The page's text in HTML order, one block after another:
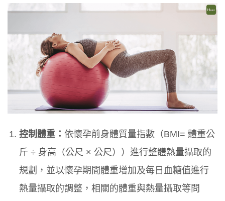
控制體重：依懷孕前身體質量指數（BMI= 體重公
斤 ÷ 身高（公尺 × 公尺））進行整體熱量攝取的
規劃，並以懷孕期間體重增加及每日血糖值進行
熱量攝取的調整，相關的體重與熱量攝取等問